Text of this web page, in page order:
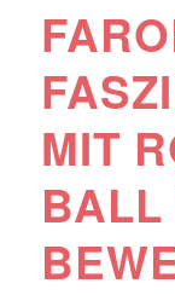
MIT
BALL